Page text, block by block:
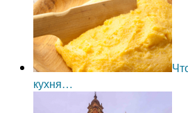
кухня…